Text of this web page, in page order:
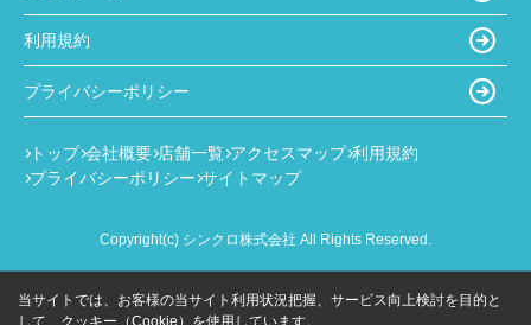
利用規約
プライバシーポリシー
トップ 会社概要 店舗一覧 アクセスマップ 利用規約
プライバシーポリシー サイトマップ
Copyright(c) シンクロ株式会社 All Rights Reserved.
当サイトでは、お客様の当サイト利用状況把握、サービス向上検討を目的と
して、クッキー（Cookie）を使用しています。